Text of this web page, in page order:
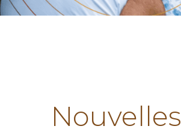
Nouvelles